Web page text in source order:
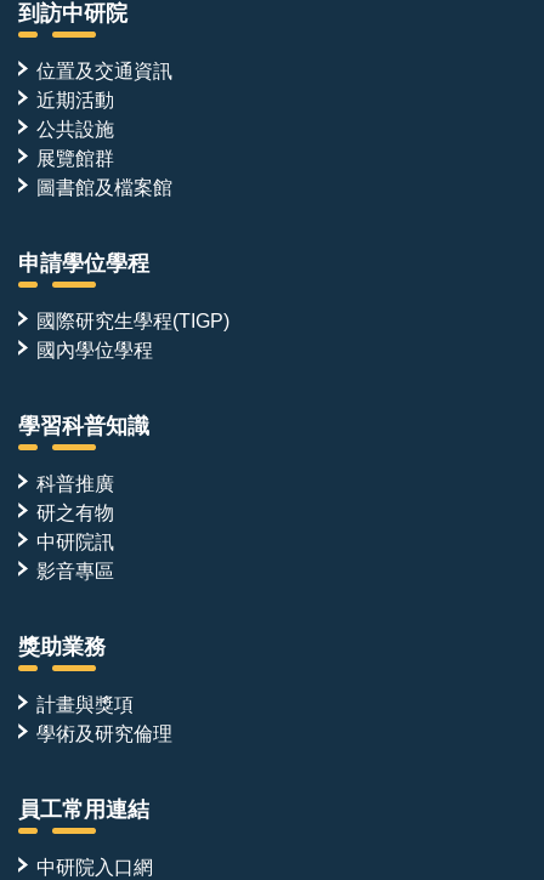
到訪中研院
位置及交通資訊
近期活動
公共設施
展覽館群
圖書館及檔案館
申請學位學程
國際研究生學程(TIGP)
國內學位學程
學習科普知識
科普推廣
研之有物
中研院訊
影音專區
獎助業務
計畫與獎項
學術及研究倫理
員工常用連結
中研院入口網